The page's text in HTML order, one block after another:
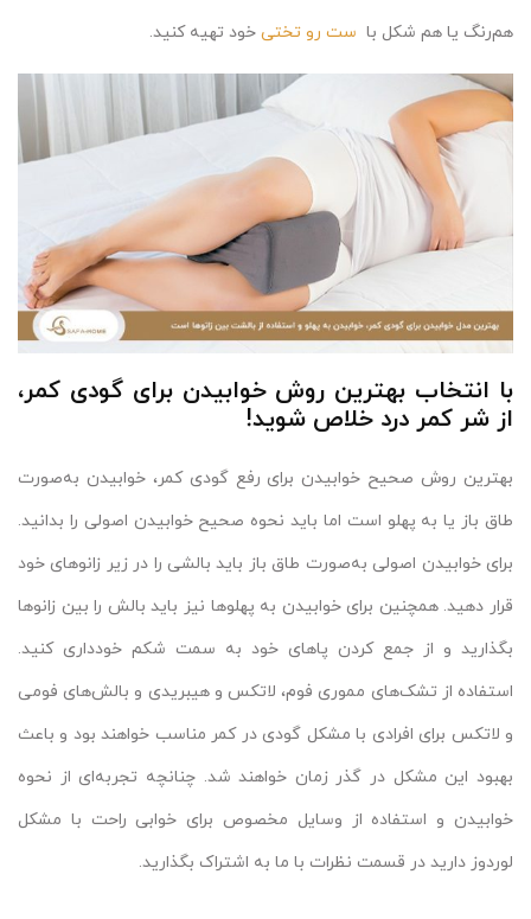
هم‌رنگ یا هم شکل با ست رو تختی خود تهیه کنید.
با انتخاب بهترین روش خوابیدن برای گودی کمر،
از شر کمر درد خلاص شوید!
بهترین روش صحیح خوابیدن برای رفع گودی کمر، خوابیدن به‌صورت
طاق باز یا به پهلو است اما باید نحوه صحیح خوابیدن اصولی را بدانید.
برای خوابیدن اصولی به‌صورت طاق باز باید بالشی را در زیر زانوهای خود
قرار دهید. همچنین برای خوابیدن به پهلوها نیز باید بالش را بین زانوها
بگذارید و از جمع کردن پاهای خود به سمت شکم خودداری کنید.
استفاده از تشک‌های مموری فوم، لاتکس و هیبریدی و بالش‌های فومی
و لاتکس برای افرادی با مشکل گودی در کمر مناسب‌ خواهند بود و باعث
بهبود این مشکل در گذر زمان خواهند شد. چنانچه تجربه‌ای از نحوه
خوابیدن و استفاده از وسایل مخصوص برای خوابی راحت با مشکل
لوردوز دارید در قسمت نظرات با ما به اشتراک بگذارید.